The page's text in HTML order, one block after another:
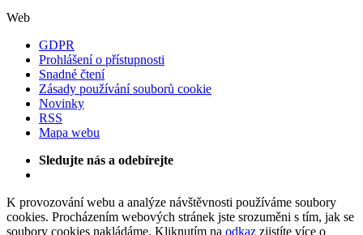
Web
GDPR
Prohlášení o přístupnosti
Snadné čtení
Zásady používání souborů cookie
Novinky
RSS
Mapa webu
Sledujte nás a odebírejte
K provozování webu a analýze návštěvnosti používáme soubory
cookies. Procházením webových stránek jste srozuměni s tím, jak se
soubory cookies nakládáme. Kliknutím na odkaz zjistíte více o